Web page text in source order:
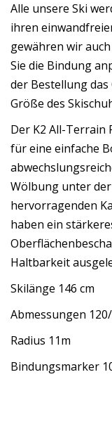
Alle unsere Ski
ihren
gewähren wir
Sie die Bindung
der Bestellung das
Größe des
Der K2 All-Terrain
für eine einfache
Wölbung unter
hervorragenden
haben ein
Haltbarkeit
Skilänge 146 cm
Abmessungen
Radius 11m
Bindungsmarker